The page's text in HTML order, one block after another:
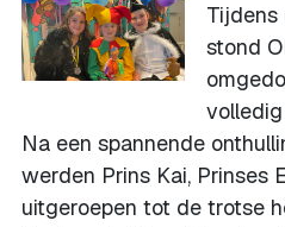
stond
Na een spannende
werden Prins Kai, Prinses
uitgeroepen tot de trotse